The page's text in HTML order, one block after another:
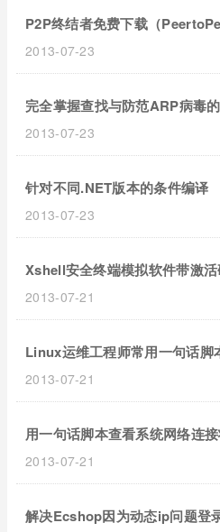
P2P终结者免费下载（
2013-07-23
完全掌握查找与防范ARP病毒
2013-07-23
针对不同.NET版本的条件编译
2013-07-23
Xshell安全终端模拟软件带激
2013-07-21
Linux运维工程师常用一句话脚
2013-07-21
用一句话脚本查看系统网络连
2013-07-21
解决Ecshop因为动态ip问题登